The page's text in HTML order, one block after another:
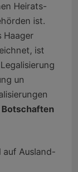
Heirats-
ist.
Haager
ist
un
Ausland-